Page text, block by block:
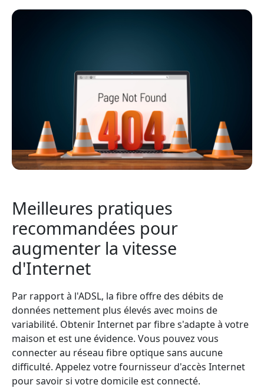
Meilleures pratiques
recommandées pour
augmenter la vitesse
d'Internet
Par rapport à l'ADSL, la fibre offre des débits de
données nettement plus élevés avec moins de
variabilité. Obtenir Internet par fibre s'adapte à votre
maison et est une évidence. Vous pouvez vous
connecter au réseau fibre optique sans aucune
difficulté. Appelez votre fournisseur d'accès Internet
pour savoir si votre domicile est connecté.